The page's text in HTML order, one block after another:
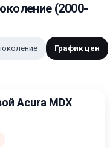
(2000-
График цен
Acura MDX